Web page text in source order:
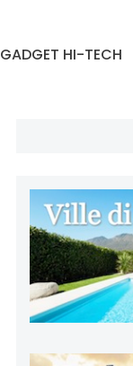
GADGET HI-TECH